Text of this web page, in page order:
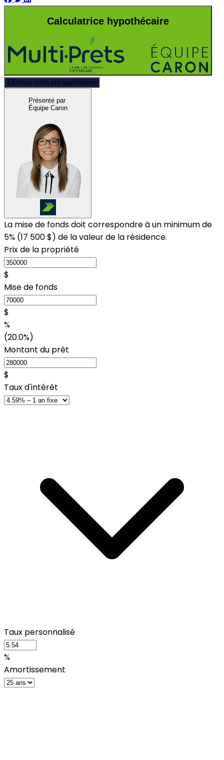
Calculatrice hypothécaire
Obtenez votre pré-approbation
Présenté par
Équipe Caron
La mise de fonds doit correspondre à un minimum de
5% (17 500 $) de la valeur de la résidence.
Prix de la propriété
$
Mise de fonds
$
%
(20.0%)
Montant du prêt
$
Taux d'intérêt
Taux personnalisé
%
Amortissement